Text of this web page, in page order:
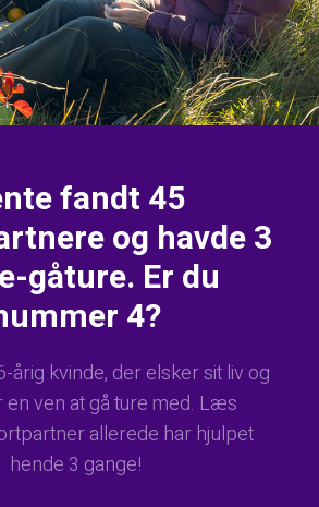
fandt 45
og havde 3
gåture. Er du
4?
årig kvinde, der elsker sit liv og
ven at gå ture med. Læs
allerede har hjulpet
hende 3 gange!